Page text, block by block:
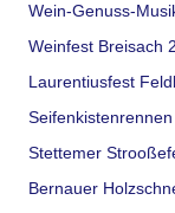
Wein-Genuss-
Weinfest Breisach
Laurentiusfest
Stettemer
Bernauer